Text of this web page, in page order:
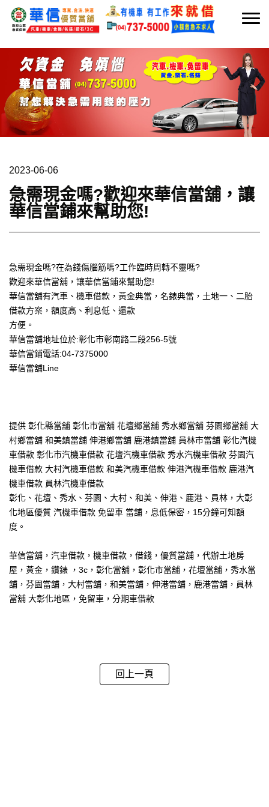
2023-06-06
急需現金嗎?歡迎來華信當舖，讓
華信當鋪來幫助您!
急需現金嗎?在為錢傷腦筋嗎?工作臨時周轉不靈嗎?
歡迎來華信當舖，讓華信當鋪來幫助您!
華信當舖有汽車、機車借款，黃金典當，名錶典當，土地一、二胎
借款方案，額度高、利息低、還款
方便。
華信當舖地址位於:彰化市彰南路二段256-5號
華信當鋪電話:04-7375000
華信當舖Line
提供 彰化縣當舖 彰化市當舖 花壇鄉當舖 秀水鄉當舖 芬園鄉當舖 大
村鄉當舖 和美鎮當舖 伸港鄉當舖 鹿港鎮當舖 員林市當舖 彰化汽機
車借款 彰化市汽機車借款 花壇汽機車借款 秀水汽機車借款 芬園汽
機車借款 大村汽機車借款 和美汽機車借款 伸港汽機車借款 鹿港汽
機車借款 員林汽機車借款
彰化、花壇、秀水、芬園、大村、和美、伸港、鹿港、員林，大彰
化地區優質 汽機車借款 免留車 當舖，息低保密，15分鐘可知額
度。
華信當舖，汽車借款，機車借款，借錢，優質當舖，代辦土地房
屋，黃金，鑽錶 ，3c，彰化當舖，彰化市當舖，花壇當舖，秀水當
舖，芬園當舖，大村當舖，和美當舖，伸港當舖，鹿港當舖，員林
當舖 大彰化地區，免留車，分期車借款
回上一頁